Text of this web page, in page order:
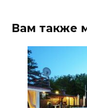
Вам также